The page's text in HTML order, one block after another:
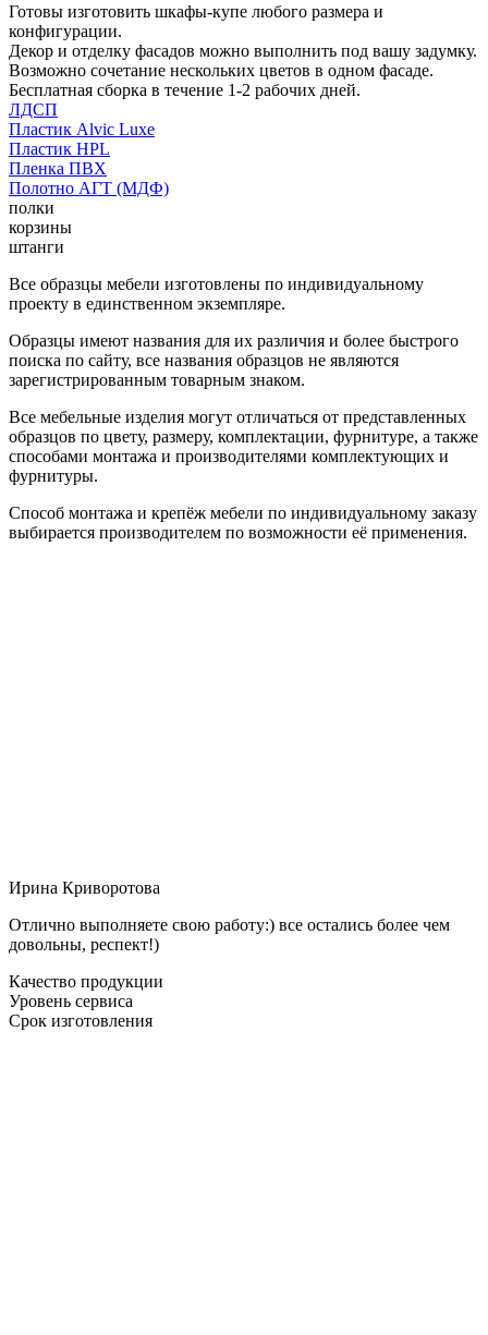
Готовы изготовить шкафы-купе любого размера и
конфигурации.
Декор и отделку фасадов можно выполнить под вашу задумку.
Возможно сочетание нескольких цветов в одном фасаде.
Бесплатная сборка в течение 1-2 рабочих дней.
ЛДСП
Пластик Alvic Luxe
Пластик HPL
Пленка ПВХ
Полотно АГТ (МДФ)
полки
корзины
штанги
Все образцы мебели изготовлены по индивидуальному
проекту в единственном экземпляре.
Образцы имеют названия для их различия и более быстрого
поиска по сайту, все названия образцов не являются
зарегистрированным товарным знаком.
Все мебельные изделия могут отличаться от представленных
образцов по цвету, размеру, комплектации, фурнитуре, а также
способами монтажа и производителями комплектующих и
фурнитуры.
Способ монтажа и крепёж мебели по индивидуальному заказу
выбирается производителем по возможности её применения.
Ирина Криворотова
Отлично выполняете свою работу:) все остались более чем
довольны, респект!)
Качество продукции
Уровень сервиса
Срок изготовления